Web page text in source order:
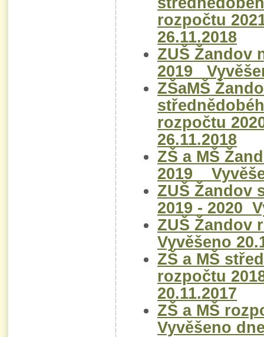
rozpočtu
26.11.2018
ZUŠ Žandov
2019
ZŠaMŠ
rozpočtu
26.11.2018
ZŠ a MŠ
2019
ZUŠ Žandov
2019 - 2020
ZUŠ Žandov
Vyvěšeno
ZŠ a MŠ
rozpočtu
20.11.2017
ZŠ a MŠ
Vyvěšeno